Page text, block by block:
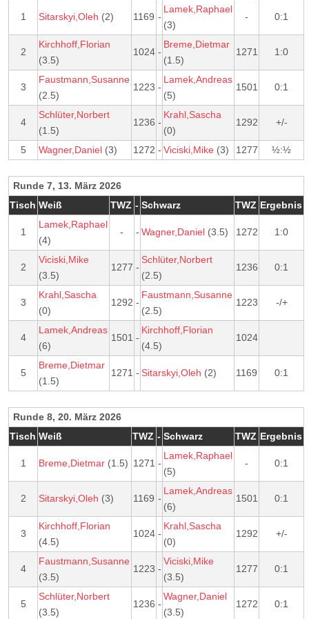
1 Sitarskyi,Oleh (2) 1169 -
Lamek,Raphael
(3)
- 0:1
2
Kirchhoff,Florian
(3.5)
1024 -
Breme,Dietmar
(1.5)
1271 1:0
3
Faustmann,Susanne
(2.5)
1223 -
Lamek,Andreas
(5)
1501 0:1
4
Schlüter,Norbert
(1.5)
1236 -
Krahl,Sascha
(0)
1292 +/-
5 Wagner,Daniel (3) 1272 - Viciski,Mike (3) 1277 ½:½
Runde 7, 13. März 2026
Tisch Weiß TWZ - Schwarz TWZ Ergebnis
1
Lamek,Raphael
(4)
- - Wagner,Daniel (3.5) 1272 1:0
2
Viciski,Mike
(3.5)
1277 -
Schlüter,Norbert
(2.5)
1236 0:1
3
Krahl,Sascha
(0)
1292 -
Faustmann,Susanne
(2.5)
1223 -/+
4
Lamek,Andreas
(6)
1501 -
Kirchhoff,Florian
(4.5)
1024
5
Breme,Dietmar
(1.5)
1271 - Sitarskyi,Oleh (2) 1169 0:1
Runde 8, 20. März 2026
Tisch Weiß TWZ - Schwarz TWZ Ergebnis
1 Breme,Dietmar (1.5) 1271 -
Lamek,Raphael
(5)
- 0:1
2 Sitarskyi,Oleh (3) 1169 -
Lamek,Andreas
(6)
1501 0:1
3
Kirchhoff,Florian
(4.5)
1024 -
Krahl,Sascha
(0)
1292 +/-
4
Faustmann,Susanne
(3.5)
1223 -
Viciski,Mike
(3.5)
1277 0:1
5
Schlüter,Norbert
(3.5)
1236 -
Wagner,Daniel
(3.5)
1272 0:1